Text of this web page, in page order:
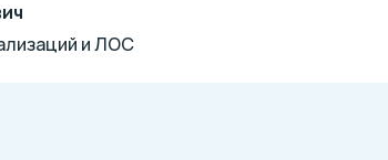
и ЛОС